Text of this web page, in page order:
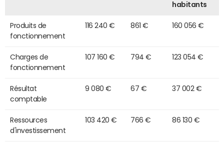
habitants
Produits de
fonctionnement
116 240 € 861 € 160 056 €
Charges de
fonctionnement
107 160 € 794 € 123 054 €
Résultat
comptable
9 080 € 67 € 37 002 €
Ressources
d'investissement
103 420 € 766 € 86 130 €